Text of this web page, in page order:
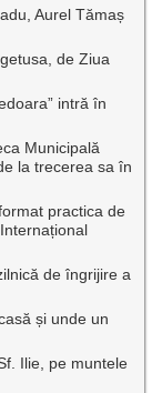
Aurel Tămaș
de Ziua
intră în
Municipală
la trecerea sa în
practica de
de îngrijire a
și unde un
Ilie, pe muntele